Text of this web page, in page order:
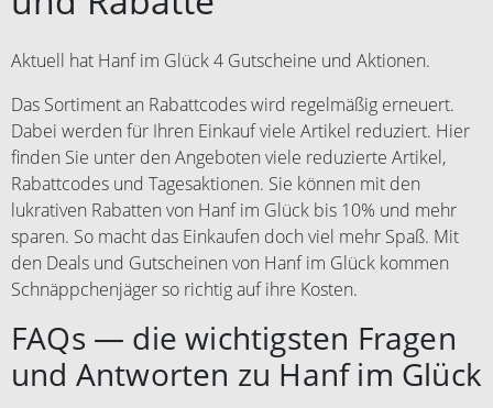
Aktuell hat Hanf im Glück 4 Gutscheine und Aktionen.
Das Sortiment an Rabattcodes wird regelmäßig erneuert.
Dabei werden für Ihren Einkauf viele Artikel reduziert. Hier
finden Sie unter den Angeboten viele reduzierte Artikel,
Rabattcodes und Tagesaktionen. Sie können mit den
lukrativen Rabatten von Hanf im Glück bis 10% und mehr
sparen. So macht das Einkaufen doch viel mehr Spaß. Mit
den Deals und Gutscheinen von Hanf im Glück kommen
Schnäppchenjäger so richtig auf ihre Kosten.
FAQs — die wichtigsten Fragen
und Antworten zu Hanf im Glück